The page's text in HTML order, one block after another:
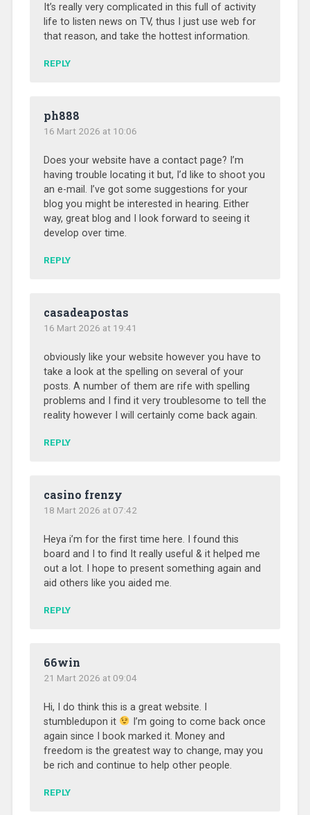
It’s really very complicated in this full of activity
life to listen news on TV, thus I just use web for
that reason, and take the hottest information.
REPLY
ph888
16 Mart 2026 at 10:06
Does your website have a contact page? I’m
having trouble locating it but, I’d like to shoot you
an e-mail. I’ve got some suggestions for your
blog you might be interested in hearing. Either
way, great blog and I look forward to seeing it
develop over time.
REPLY
casadeapostas
16 Mart 2026 at 19:41
obviously like your website however you have to
take a look at the spelling on several of your
posts. A number of them are rife with spelling
problems and I find it very troublesome to tell the
reality however I will certainly come back again.
REPLY
casino frenzy
18 Mart 2026 at 07:42
Heya i’m for the first time here. I found this
board and I to find It really useful & it helped me
out a lot. I hope to present something again and
aid others like you aided me.
REPLY
66win
21 Mart 2026 at 09:04
Hi, I do think this is a great website. I
stumbledupon it
I’m going to come back once
again since I book marked it. Money and
freedom is the greatest way to change, may you
be rich and continue to help other people.
REPLY